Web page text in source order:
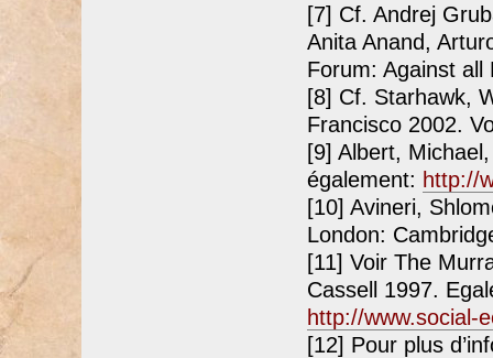
[7] Cf. Andrej
Anita Anand,
Forum: Against all
[8] Cf. Starhawk,
Francisco 2002.
[9] Albert,
également: http://
[10] Avineri,
London:
[11] Voir The
Cassell 1997.
http://www.social-
[12] Pour plus